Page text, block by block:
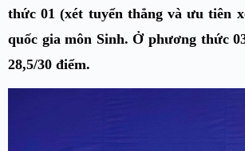
thức 01 (xét tuyển thẳng và ưu tiên
quốc gia môn Sinh. Ở phương thức
28,5/30 điểm.